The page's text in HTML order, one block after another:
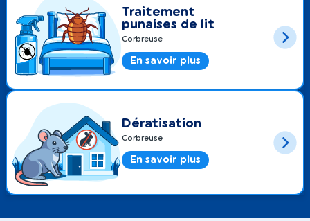
Traitement
punaises de lit
Corbreuse
En savoir plus
Dératisation
Corbreuse
En savoir plus